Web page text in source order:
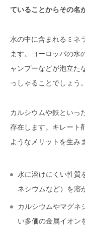
ていることからその名
水の中に含まれるミネ
ます。ヨーロッパの水
ャンプーなどが泡立た
っしゃることでしょう。
カルシウムや鉄といっ
存在します。キレート
ようなメリットを生み
水に溶けにくい性質
ネシウムなど）を溶
カルシウムやマグネ
い多価の金属イオン